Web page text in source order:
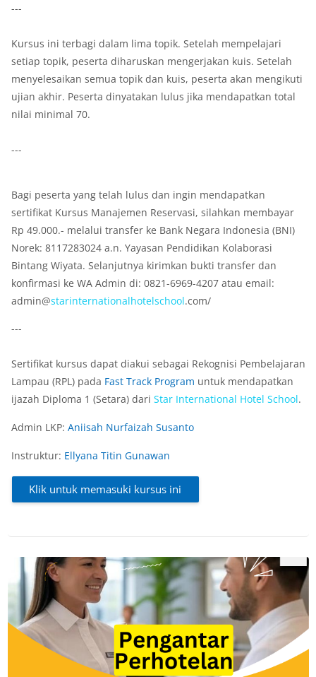
---
Kursus ini terbagi dalam lima topik. Setelah mempelajari
setiap topik, peserta diharuskan mengerjakan kuis. Setelah
menyelesaikan semua topik dan kuis, peserta akan mengikuti
ujian akhir. Peserta dinyatakan lulus jika mendapatkan total
nilai minimal 70.
---
Bagi peserta yang telah lulus dan ingin mendapatkan
sertifikat Kursus Manajemen Reservasi, silahkan membayar
Rp 49.000.- melalui transfer ke Bank Negara Indonesia (BNI)
Norek: 8117283024 a.n. Yayasan Pendidikan Kolaborasi
Bintang Wiyata. Selanjutnya kirimkan bukti transfer dan
konfirmasi ke WA Admin di: 0821-6969-4207 atau email:
admin@starinternationalhotelschool.com/
---
Sertifikat kursus dapat diakui sebagai Rekognisi Pembelajaran
Lampau (RPL) pada Fast Track Program untuk mendapatkan
ijazah Diploma 1 (Setara) dari Star International Hotel School.
Admin LKP: Aniisah Nurfaizah Susanto
Instruktur: Ellyana Titin Gunawan
Klik untuk memasuki kursus ini